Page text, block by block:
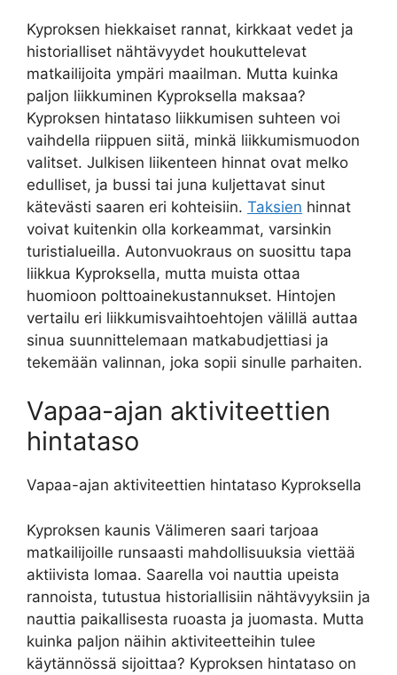
Kyproksen hiekkaiset rannat, kirkkaat vedet ja
historialliset nähtävyydet houkuttelevat
matkailijoita ympäri maailman. Mutta kuinka
paljon liikkuminen Kyproksella maksaa?
Kyproksen hintataso liikkumisen suhteen voi
vaihdella riippuen siitä, minkä liikkumismuodon
valitset. Julkisen liikenteen hinnat ovat melko
edulliset, ja bussi tai juna kuljettavat sinut
kätevästi saaren eri kohteisiin. Taksien hinnat
voivat kuitenkin olla korkeammat, varsinkin
turistialueilla. Autonvuokraus on suosittu tapa
liikkua Kyproksella, mutta muista ottaa
huomioon polttoainekustannukset. Hintojen
vertailu eri liikkumisvaihtoehtojen välillä auttaa
sinua suunnittelemaan matkabudjettiasi ja
tekemään valinnan, joka sopii sinulle parhaiten.
Vapaa-ajan aktiviteettien
hintataso
Vapaa-ajan aktiviteettien hintataso Kyproksella
Kyproksen kaunis Välimeren saari tarjoaa
matkailijoille runsaasti mahdollisuuksia viettää
aktiivista lomaa. Saarella voi nauttia upeista
rannoista, tutustua historiallisiin nähtävyyksiin ja
nauttia paikallisesta ruoasta ja juomasta. Mutta
kuinka paljon näihin aktiviteetteihin tulee
käytännössä sijoittaa? Kyproksen hintataso on